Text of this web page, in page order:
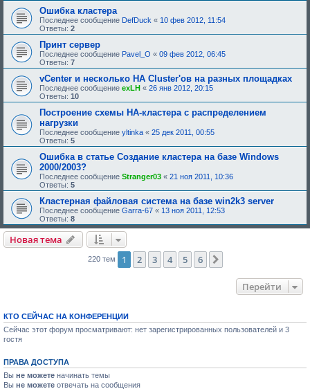
е
е
б
н
и
Ошибка кластера
Последнее сообщение DefDuck « 10 фев 2012, 11:54
Ответы: 2
Принт сервер
Последнее сообщение Pavel_O « 09 фев 2012, 06:45
Ответы: 7
vCenter и несколько HA Cluster'ов на разных площадках
Последнее сообщение exLH « 26 янв 2012, 20:15
Ответы: 10
Построение схемы HA-кластера с распределением
нагрузки
Последнее сообщение yltinka « 25 дек 2011, 00:55
Ответы: 5
Ошибка в статье Создание кластера на базе Windows
2000/2003?
Последнее сообщение Stranger03 « 21 ноя 2011, 10:36
Ответы: 5
Кластерная файловая система на базе win2k3 server
Последнее сообщение Garra-67 « 13 ноя 2011, 12:53
Ответы: 8
Новая тема
220 тем 1 2 3 4 5 6
Перейти
КТО СЕЙЧАС НА КОНФЕРЕНЦИИ
Сейчас этот форум просматривают: нет зарегистрированных пользователей и 3
гостя
ПРАВА ДОСТУПА
Вы не можете начинать темы
Вы не можете отвечать на сообщения